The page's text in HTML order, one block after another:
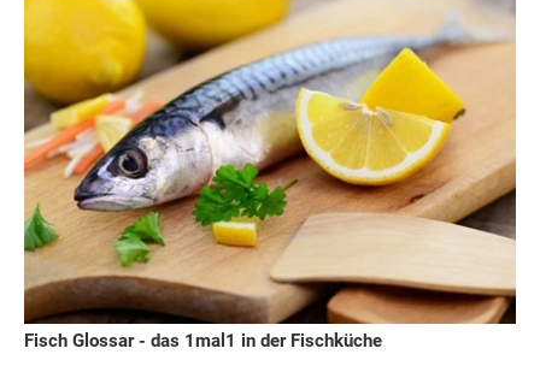
Fisch Glossar - das 1mal1 in der Fischküche